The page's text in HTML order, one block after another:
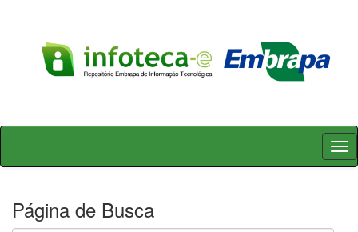
Skip
Página de Busca